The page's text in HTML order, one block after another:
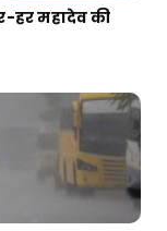
हर महादेव की